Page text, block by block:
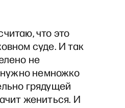
что это
суде. И так
не
немножко
грядущей
жениться. И